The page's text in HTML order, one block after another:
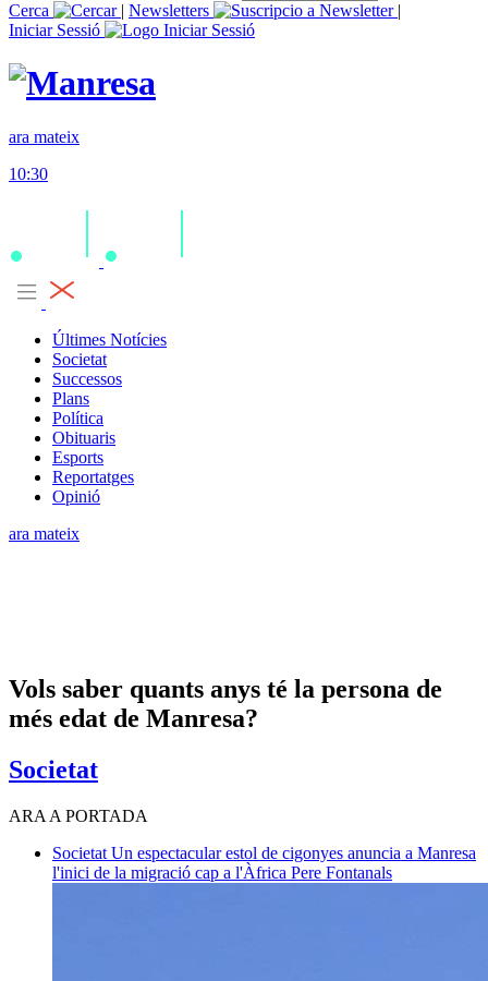
Cerca
| Newsletters
|
Iniciar Sessió
ara mateix
10:30
Últimes Notícies
Societat
Successos
Plans
Política
Obituaris
Esports
Reportatges
Opinió
ara mateix
Vols saber quants anys té la persona de
més edat de Manresa?
Societat
ARA A PORTADA
Societat Un espectacular estol de cigonyes anuncia a Manresa
l'inici de la migració cap a l'Àfrica Pere Fontanals